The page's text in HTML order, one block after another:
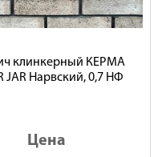
клинкерный КЕРМА
JAR Нарвский, 0,7 НФ
Цена